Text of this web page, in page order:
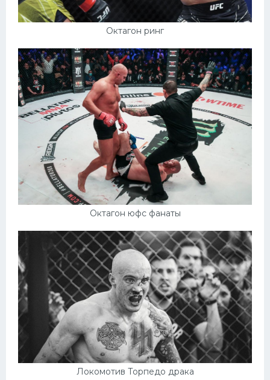
Октагон ринг
Октагон юфс фанаты
Локомотив Торпедо драка